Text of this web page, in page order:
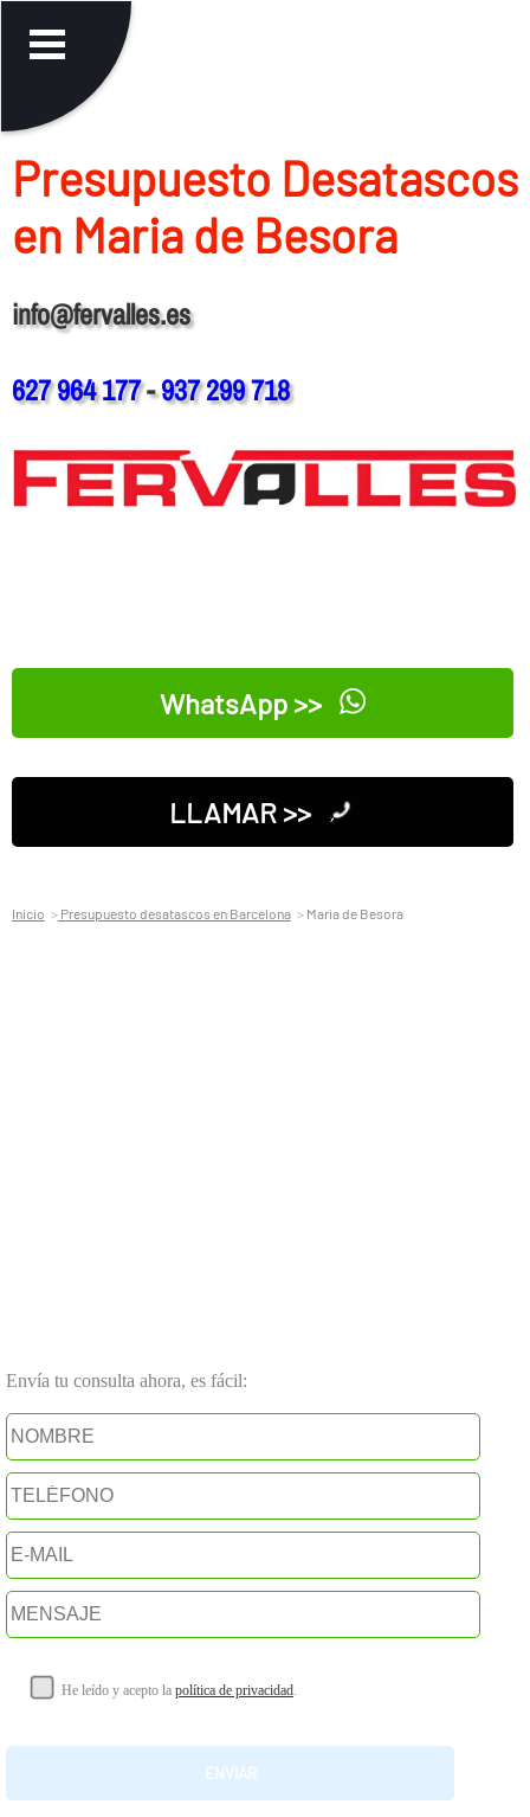
Presupuesto Desatascos
en Maria de Besora
info@fervalles.es
627 964 177-937 299 718
WhatsApp >>
LLAMAR >>
Inicio Presupuesto desatascos en Barcelona Maria de Besora
Envía tu consulta ahora, es fácil:
He leído y acepto la política de privacidad.